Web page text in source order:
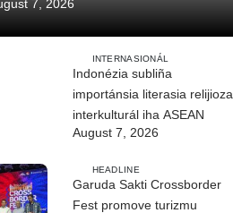
7, 2026
INTERNASIONÁL
Indonézia subliña
importánsia literasia relijioza
interkulturál iha ASEAN
August 7, 2026
HEADLINE
Garuda Sakti Crossborder
Fest promove turizmu